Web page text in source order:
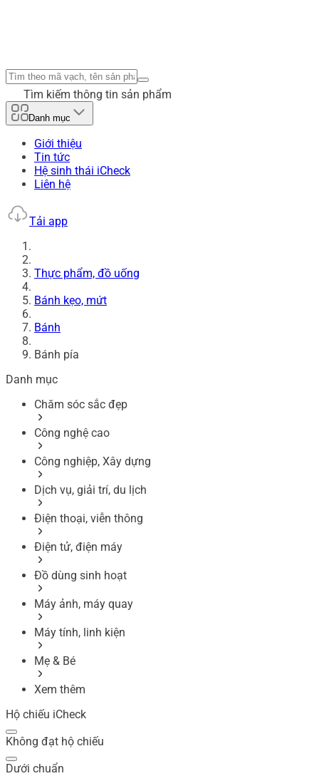
Tìm kiếm thông tin sản phẩm
Danh mục
Giới thiệu
Tin tức
Hệ sinh thái iCheck
Liên hệ
Tải app
Thực phẩm, đồ uống
Bánh kẹo, mứt
Bánh
Bánh pía
Danh mục
Chăm sóc sắc đẹp
Công nghệ cao
Công nghiệp, Xây dựng
Dịch vụ, giải trí, du lịch
Điện thoại, viễn thông
Điện tử, điện máy
Đồ dùng sinh hoạt
Máy ảnh, máy quay
Máy tính, linh kiện
Mẹ & Bé
Xem thêm
Hộ chiếu iCheck
Không đạt hộ chiếu
Dưới chuẩn